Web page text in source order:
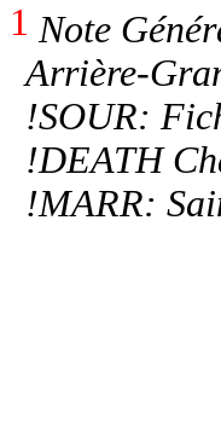
1 Note
Arrière-
!SOUR:
!DEATH
!MARR: